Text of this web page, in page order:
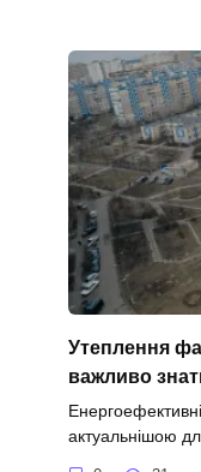
Утеплення
важливо
актуальнішою